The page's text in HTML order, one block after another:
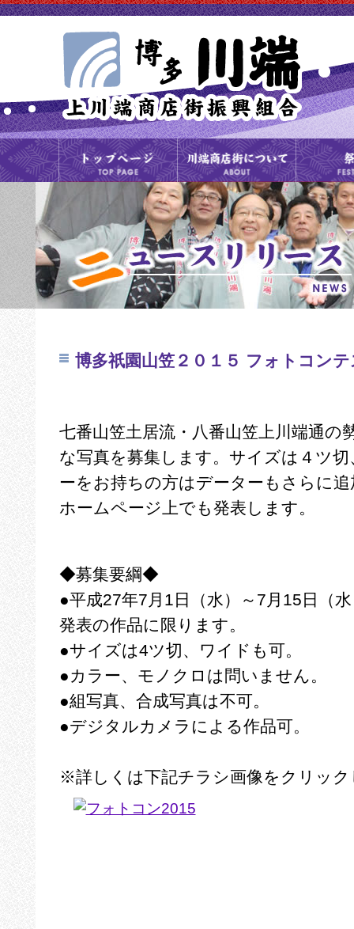
博多祇園山笠２０１５ フォトコン
七番山笠土居流・八番山笠上川端通の
な写真を募集します。 サイズは４ツ
ーをお持ちの方はデーターもさらに
ホームページ上でも発表します。
◆募集要綱◆
●平成27年7月 1 日（水）～ 7月 15 日（
発表の作品に限ります。
●サイズは4ツ切、ワイドも可。
●カラー、モノクロは問いません。
●組写真、合成写真は不可。
●デジタルカメラによる作品可。
※詳しくは下記チラシ画像をクリッ